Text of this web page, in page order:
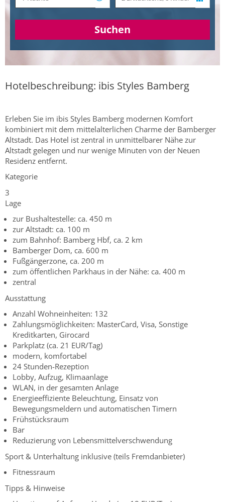
Suchen
Hotelbeschreibung: ibis Styles Bamberg
Erleben Sie im ibis Styles Bamberg modernen Komfort
kombiniert mit dem mittelalterlichen Charme der Bamberger
Altstadt. Das Hotel ist zentral in unmittelbarer Nähe zur
Altstadt gelegen und nur wenige Minuten von der Neuen
Residenz entfernt.
Kategorie
3
Lage
zur Bushaltestelle: ca. 450 m
zur Altstadt: ca. 100 m
zum Bahnhof: Bamberg Hbf, ca. 2 km
Bamberger Dom, ca. 600 m
Fußgängerzone, ca. 200 m
zum öffentlichen Parkhaus in der Nähe: ca. 400 m
zentral
Ausstattung
Anzahl Wohneinheiten: 132
Zahlungsmöglichkeiten: MasterCard, Visa, Sonstige
Kreditkarten, Girocard
Parkplatz (ca. 21 EUR/Tag)
modern, komfortabel
24 Stunden-Rezeption
Lobby, Aufzug, Klimaanlage
WLAN, in der gesamten Anlage
Energieeffiziente Beleuchtung, Einsatz von
Bewegungsmeldern und automatischen Timern
Frühstücksraum
Bar
Reduzierung von Lebensmittelverschwendung
Sport & Unterhaltung inklusive (teils Fremdanbieter)
Fitnessraum
Tipps & Hinweise